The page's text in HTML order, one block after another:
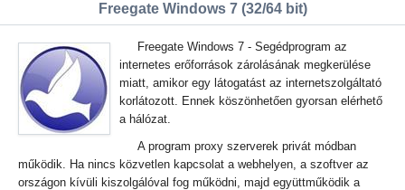
Freegate Windows 7 (32/64 bit)
Freegate Windows 7 - Segédprogram az
internetes erőforrások zárolásának megkerülése
miatt, amikor egy látogatást az internetszolgáltató
korlátozott. Ennek köszönhetően gyorsan elérhető
a hálózat.
A program proxy szerverek privát módban
működik. Ha nincs közvetlen kapcsolat a webhelyen, a szoftver az
országon kívüli kiszolgálóval fog működni, majd együttműködik a